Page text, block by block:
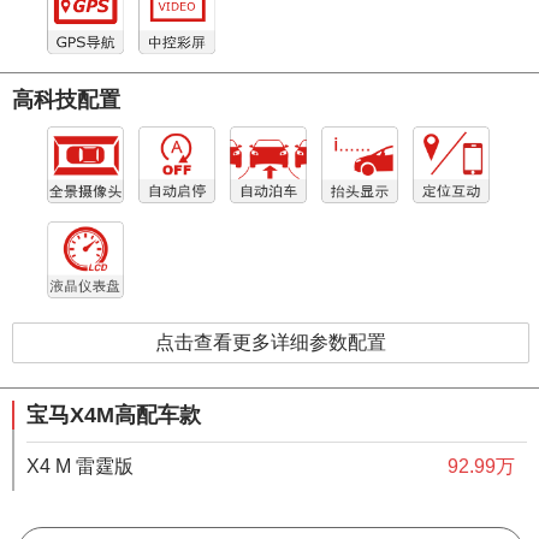
高科技配置
点击查看更多详细参数配置
宝马X4M高配车款
X4 M 雷霆版 92.99万